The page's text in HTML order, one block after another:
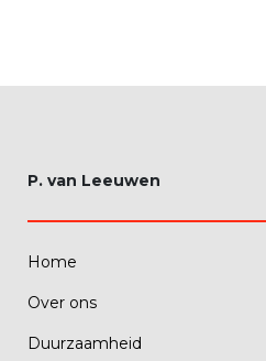
P. van Leeuwen
Home
Over ons
Duurzaamheid